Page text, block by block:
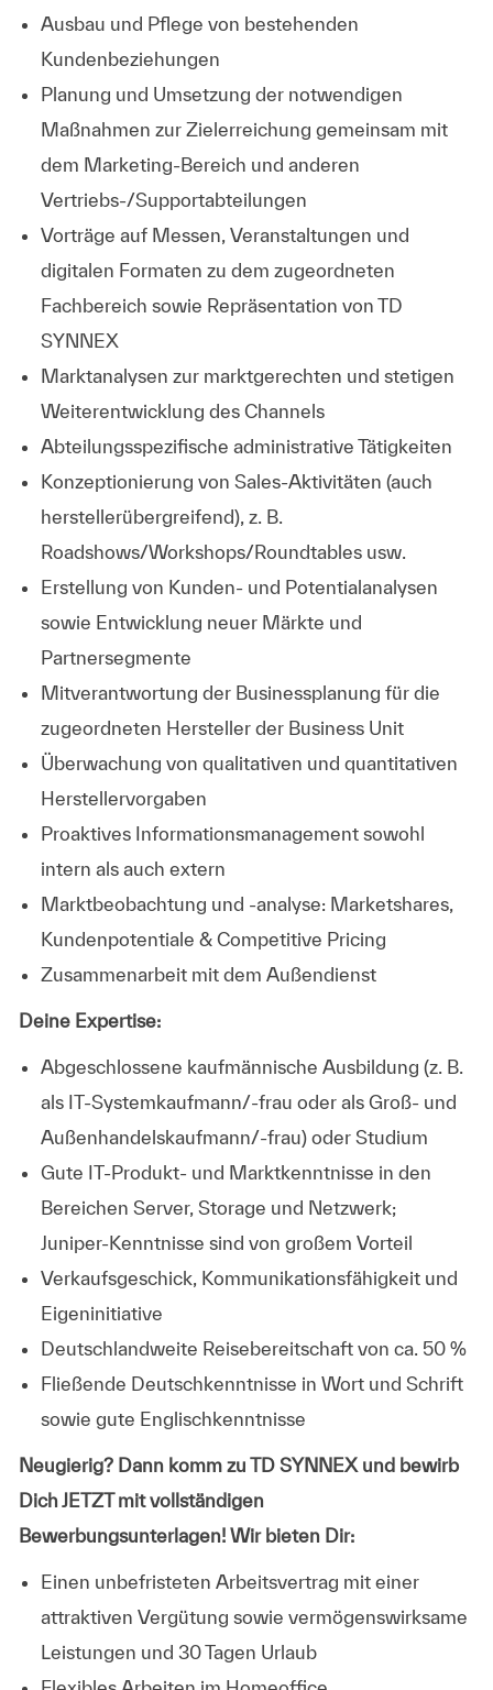
Ausbau und Pflege von bestehenden
Kundenbeziehungen
Planung und Umsetzung der notwendigen
Maßnahmen zur Zielerreichung gemeinsam mit
dem Marketing-Bereich und anderen
Vertriebs-/Supportabteilungen
Vorträge auf Messen, Veranstaltungen und
digitalen Formaten zu dem zugeordneten
Fachbereich sowie Repräsentation von TD
SYNNEX
Marktanalysen zur marktgerechten und stetigen
Weiterentwicklung des Channels
Abteilungsspezifische administrative Tätigkeiten
Konzeptionierung von Sales-Aktivitäten (auch
herstellerübergreifend), z. B.
Roadshows/Workshops/Roundtables usw.
Erstellung von Kunden- und Potentialanalysen
sowie Entwicklung neuer Märkte und
Partnersegmente
Mitverantwortung der Businessplanung für die
zugeordneten Hersteller der Business Unit
Überwachung von qualitativen und quantitativen
Herstellervorgaben
Proaktives Informationsmanagement sowohl
intern als auch extern
Marktbeobachtung und -analyse: Marketshares,
Kundenpotentiale & Competitive Pricing
Zusammenarbeit mit dem Außendienst
Deine Expertise:
Abgeschlossene kaufmännische Ausbildung (z. B.
als IT-Systemkaufmann/-frau oder als Groß- und
Außenhandelskaufmann/-frau) oder Studium
Gute IT‑Produkt- und Marktkenntnisse in den
Bereichen Server, Storage und Netzwerk;
Juniper‑Kenntnisse sind von großem Vorteil
Verkaufsgeschick, Kommunikationsfähigkeit und
Eigeninitiative
Deutschlandweite Reisebereitschaft von ca. 50 %
Fließende Deutschkenntnisse in Wort und Schrift
sowie gute Englischkenntnisse
Neugierig? Dann komm zu TD SYNNEX und bewirb
Dich JETZT mit vollständigen
Bewerbungsunterlagen! Wir bieten Dir:
Einen unbefristeten Arbeitsvertrag mit einer
attraktiven Vergütung sowie vermögenswirksame
Leistungen und 30 Tagen Urlaub